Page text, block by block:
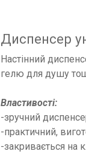
Диспенсер
Настінний
гелю для душу
Властивості:
-зручний
-практичний,
-закривається на